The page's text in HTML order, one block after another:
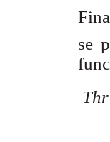
se
Thr